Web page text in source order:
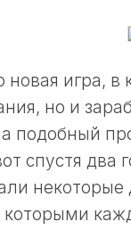
новая игра,
но и
подобный
спустя два
которыми